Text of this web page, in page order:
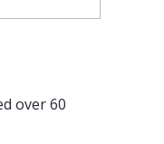
over 60